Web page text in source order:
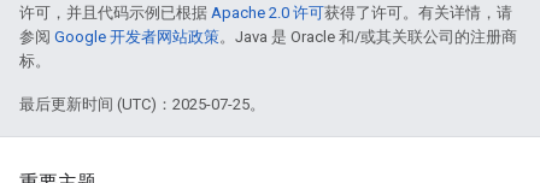
许可，并且代码示例已根据 Apache 2.0 许可获得了许可。有关详情，请
参阅 Google 开发者网站政策。Java 是 Oracle 和/或其关联公司的注册商
标。
最后更新时间 (UTC)：2025-07-25。